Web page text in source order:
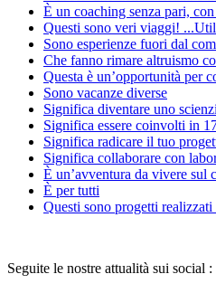
È un coaching senza pari,
Questi sono veri viaggi!
Sono esperienze fuori dal
Che fanno rimare altruismo
Questa è un’opportunità per
Sono vacanze diverse
Significa diventare uno
Significa essere coinvolti in
Significa radicare il tuo
Significa collaborare con
È un’avventura da vivere sul
È per tutti
Questi sono progetti
Seguite le nostre attualità sui social :